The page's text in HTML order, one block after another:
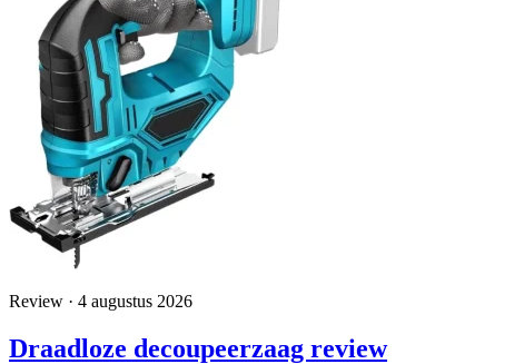
Review · 4 augustus 2026
Draadloze decoupeerzaag review